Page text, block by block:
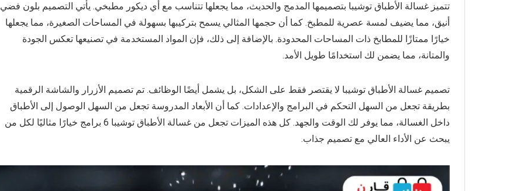
تتميز غسالة الأطباق توشيبا بتصميمها المدمج والحديث، مما يجعلها تتناسب مع أي ديكور مطبخي. يأتي التصميم بلون فضي
أنيق، مما يضيف لمسة عصرية للمطبخ. كما أن حجمها المثالي يسمح بتركيبها بسهولة في المساحات الصغيرة، مما يجعلها
خيارًا ممتازًا للمطابخ ذات المساحات المحدودة. بالإضافة إلى ذلك، فإن المواد المستخدمة في تصنيعها تعكس الجودة
والمتانة، مما يضمن لك استخدامًا طويل الأمد.
تصميم غسالة الأطباق توشيبا لا يقتصر فقط على الشكل، بل يشمل أيضًا الوظائف. تم تصميم الأزرار والشاشة الرقمية
بطريقة تجعل من السهل التحكم في البرامج والإعدادات. كما أن الأبعاد المدروسة تجعل من السهل الوصول إلى الأطباق
داخل الغسالة، مما يوفر لك الوقت والجهد. كل هذه الميزات تجعل من غسالة الأطباق توشيبا 6 برامج خيارًا مثاليًا لكل من
يبحث عن الأداء العالي مع تصميم جذاب.